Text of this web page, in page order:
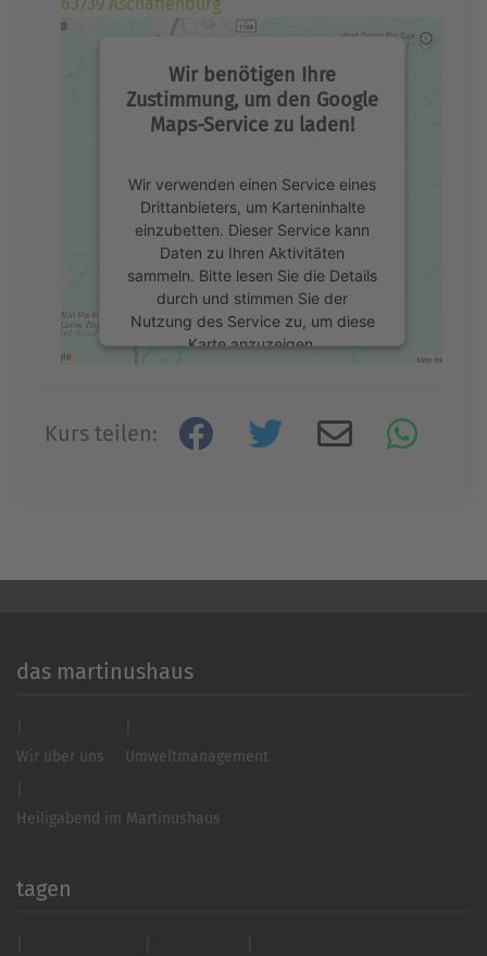
Wir benötigen Ihre
Zustimmung, um den Google
Maps-Service zu laden!
Wir verwenden einen Service eines
Drittanbieters, um Karteninhalte
einzubetten. Dieser Service kann
Daten zu Ihren Aktivitäten
sammeln. Bitte lesen Sie die Details
durch und stimmen Sie der
Nutzung des Service zu, um diese
Karte anzuzeigen.
Kurs teilen:
das martinushaus
Wir über uns Umweltmanagement
Heiligabend im Martinushaus
tagen